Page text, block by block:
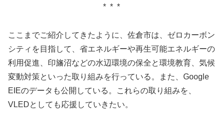
* * *
ここまでご紹介してきたように、佐倉市は、ゼロカーボン
シティを目指して、省エネルギーや再生可能エネルギーの
利用促進、印旛沼などの水辺環境の保全と環境教育、気候
変動対策といった取り組みを行っている。また、Google
EIEのデータも公開している。これらの取り組みを、
VLEDとしても応援していきたい。